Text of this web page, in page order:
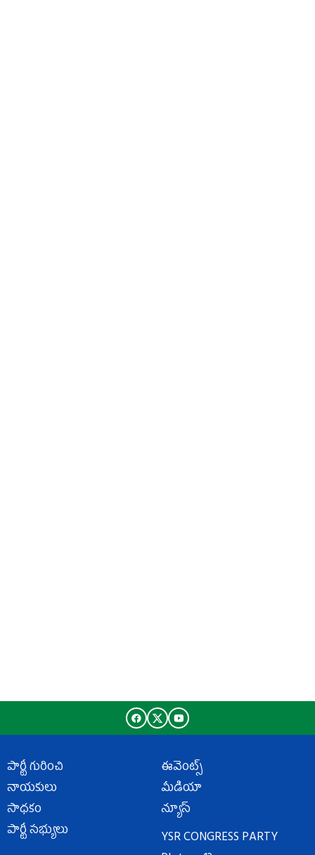
పార్టీ గురించి
నాయకులు
సాధకం
పార్టీ సభ్యులు
ఈవెంట్స్
మీడియా
న్యూస్
YSR CONGRESS PARTY